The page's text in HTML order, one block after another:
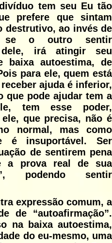
tem seu Eu tão
prefere que sintam
destrutivo, ao invés de
se o outro sentir
dele, irá atingir seu
baixa autoestima, de
para ele, quem está
ajuda é inferior,
que pode ajudar tem a
tem esse poder,
que precisa, não é
normal, mas como
é insuportável. Ser
de sentirem pena
a prova real de sua
podendo sentir
expressão comum, a
de “autoafirmação”.
na baixa autoestima,
do eu-mesmo, uma